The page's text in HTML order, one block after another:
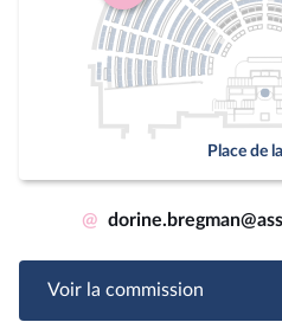
Place de
@
Voir la commission